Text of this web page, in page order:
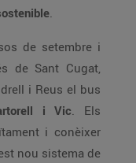
.
de setembre i
de Sant Cugat,
i Reus el bus
i Vic. Els
i conèixer
nou sistema de